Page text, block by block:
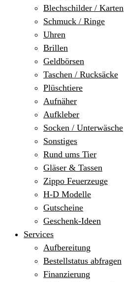
Blechschilder / Karten
Schmuck / Ringe
Uhren
Brillen
Geldbörsen
Taschen / Rucksäcke
Plüschtiere
Aufnäher
Aufkleber
Socken / Unterwäsche
Sonstiges
Rund ums Tier
Gläser & Tassen
Zippo Feuerzeuge
H-D Modelle
Gutscheine
Geschenk-Ideen
Services
Aufbereitung
Bestellstatus abfragen
Finanzierung